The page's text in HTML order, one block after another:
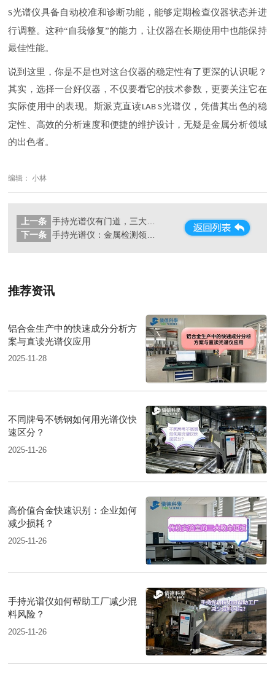
S光谱仪具备自动校准和诊断功能，能够定期检查仪器状态并进
行调整。这种“自我修复”的能力，让仪器在长期使用中也能保持
最佳性能。
说到这里，你是不是也对这台仪器的稳定性有了更深的认识呢？
其实，选择一台好仪器，不仅要看它的技术参数，更要关注它在
实际使用中的表现。斯派克直读LAB S光谱仪，凭借其出色的稳
定性、高效的分析速度和便捷的维护设计，无疑是金属分析领域
的出色者。
编辑： 小林
上一条
下一条
手持光谱仪：金属检测领域的“超级显微镜”
推荐资讯
铝合金生产中的快速成分分析方
案与直读光谱仪应用
2025-11-28
不同牌号不锈钢如何用光谱仪快
速区分？
2025-11-26
高价值合金快速识别：企业如何
减少损耗？
2025-11-26
手持光谱仪如何帮助工厂减少混
料风险？
2025-11-26